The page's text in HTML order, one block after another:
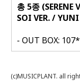
총5종(SERENE
SOI VER. / YUNI
- OUT BOX:
(c)MUSICPLANT. all